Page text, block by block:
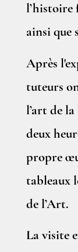
l’histoire
ainsi que
Après
tuteurs
l’art de
deux
propre
tableaux
de l’Art.
La visite